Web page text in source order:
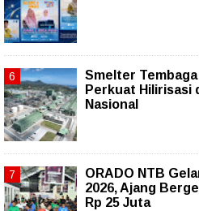
Smelter Tembaga
Perkuat Hilirisasi
Nasional
ORADO NTB
2026, Ajang
Rp 25 Juta